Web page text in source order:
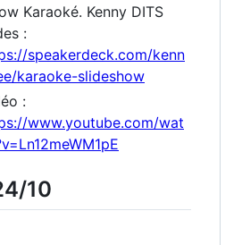
Karaoké. Kenny DITS
:
speakerdeck.com/kenn
karaoke-slideshow
:
www.youtube.com/wat
10